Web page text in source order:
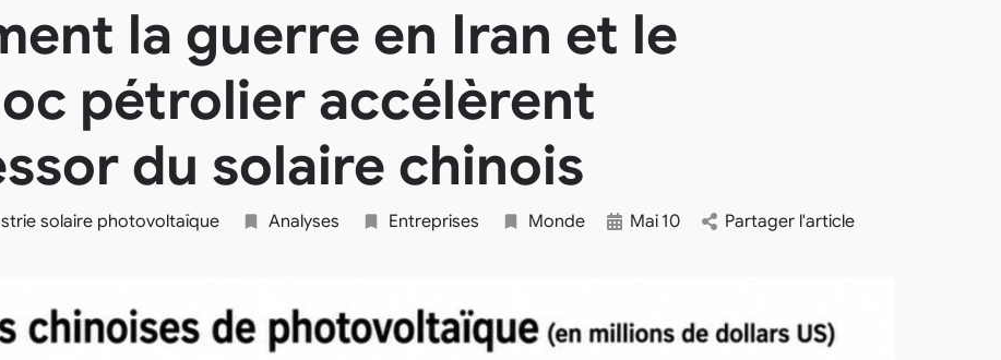
la guerre en Iran et le
pétrolier accélèrent
du solaire chinois
solaire photovoltaïque Analyses Entreprises Monde Mai 10 Partager l'article